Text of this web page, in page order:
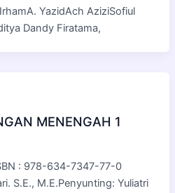
YazidAch AziziSofiul
Dandy Firatama,
MENENGAH 1
: 978-634-7347-77-0
S.E., M.E.Penyunting: Yuliatri